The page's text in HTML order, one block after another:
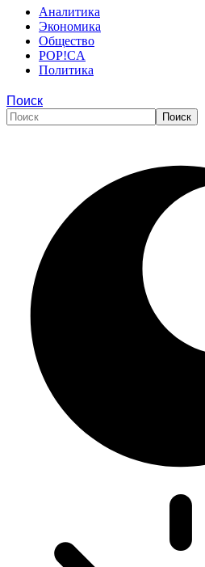
Аналитика
Экономика
Общество
POP!CA
Политика
Поиск